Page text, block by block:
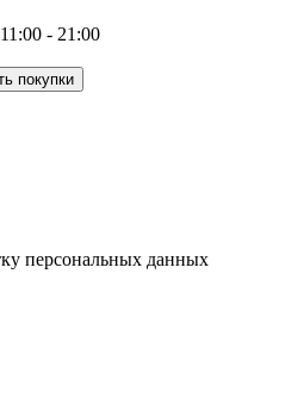
- 21:00
покупки
персональных данных